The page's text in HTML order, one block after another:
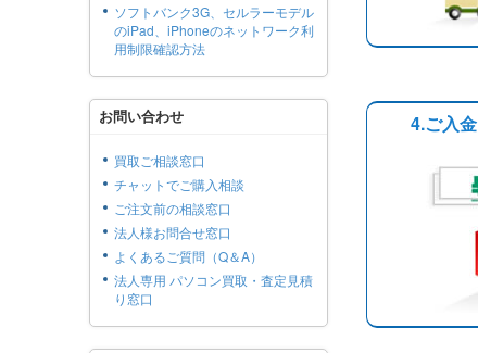
4.ご入金
ソフトバンク3G、セルラーモデル
のiPad、iPhoneのネットワーク利
用制限確認方法
お問い合わせ
買取ご相談窓口
チャットでご購入相談
ご注文前の相談窓口
法人様お問合せ窓口
よくあるご質問（Q＆A）
法人専用 パソコン買取・査定見積
り窓口